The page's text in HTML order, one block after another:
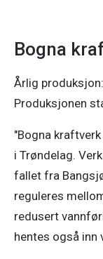
Bogna
Årlig
Produksjonen
"Bogna
i Trøndelag.
fallet fra
reguleres
redusert
hentes også inn